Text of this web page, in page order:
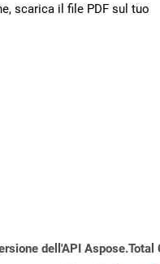
scarica il file PDF sul tuo
dell'API Aspose.Total